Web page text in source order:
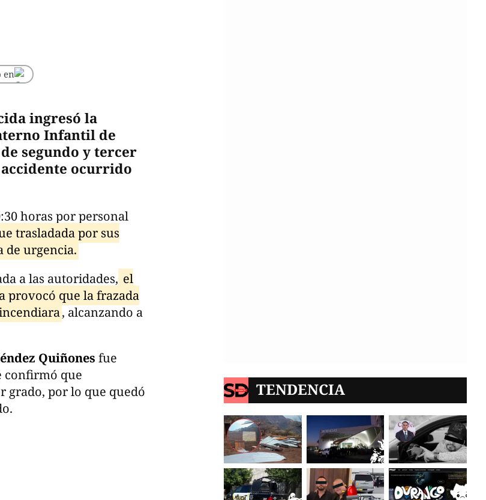
en
ingresó la
Infantil de
segundo y tercer
ocurrido
horas por personal
trasladada por sus
de urgencia.
a las autoridades, el
provocó que la frazada
, alcanzando a
Quiñones fue
confirmó que
grado, por lo que quedó
TENDENCIA